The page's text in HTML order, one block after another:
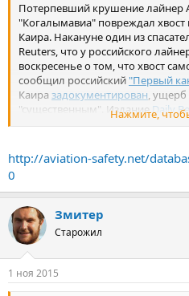
Потерпевший крушение лайнер
"Когалымавиа" повреждал хвост
Каира. Накануне один из
Reuters, что у российского
воскресенье о том, что хвост
сообщил российский "Первый
Каира задокументирован, ущерб
"существенным". ИзданиеDaily
поломку могли так
истории российской авиации.
Нажмите,
http://aviation-safety.net/
0
Змитер
Старожил
1 ноя 2015